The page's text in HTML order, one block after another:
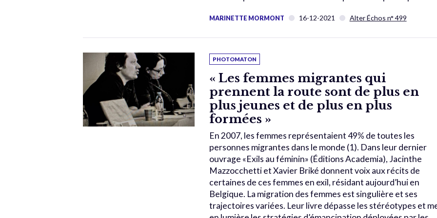
MARINETTE MORMONT 16-12-2021 Alter Échos n° 499
PHOTOMATON
« Les femmes migrantes qui
prennent la route sont de plus en
plus jeunes et de plus en plus
formées »
En 2007, les femmes représentaient 49% de toutes les
personnes migrantes dans le monde (1). Dans leur dernier
ouvrage «Exils au féminin» (Éditions Academia), Jacinthe
Mazzocchetti et Xavier Briké donnent voix aux récits de
certaines de ces femmes en exil, résidant aujourd’hui en
Belgique. La migration des femmes est singulière et ses
trajectoires variées. Leur livre dépasse les stéréotypes et